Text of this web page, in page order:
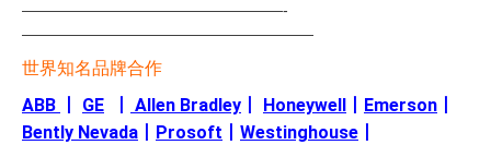
—————————————————-
———————————————————
世界知名品牌合作
ABB GE Allen Bradley Honeywell Emerson
Bently Nevada
Prosoft Westinghouse